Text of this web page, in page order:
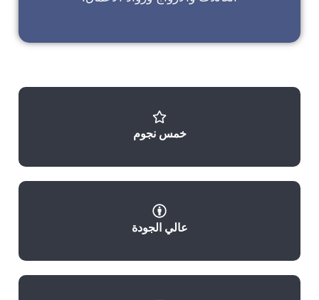
خمس نجوم
عالي الجودة